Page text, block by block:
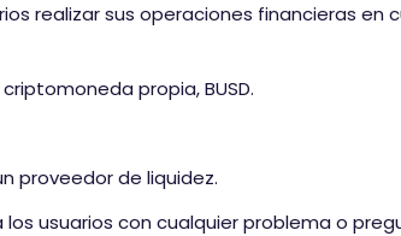
realizar sus operaciones financieras en
propia, BUSD.
proveedor de liquidez.
usuarios con cualquier problema o